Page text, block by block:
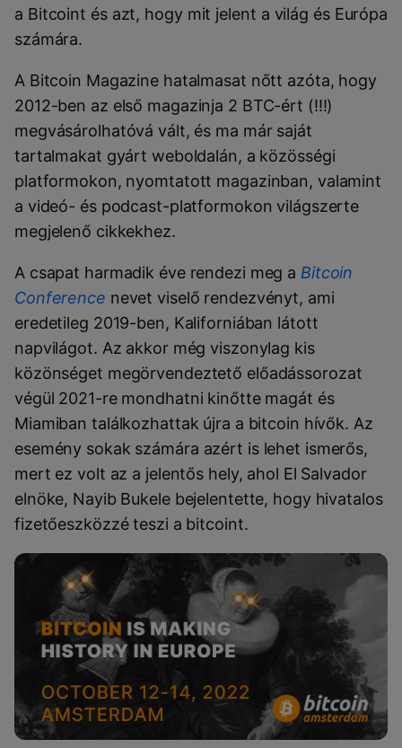
a Bitcoint és azt, hogy mit jelent a világ és Európa
számára.
A Bitcoin Magazine hatalmasat nőtt azóta, hogy
2012-ben az első magazinja 2 BTC-ért (!!!)
megvásárolhatóvá vált, és ma már saját
tartalmakat gyárt weboldalán, a közösségi
platformokon, nyomtatott magazinban, valamint
a videó- és podcast-platformokon világszerte
megjelenő cikkekhez.
A csapat harmadik éve rendezi meg a Bitcoin
Conference nevet viselő rendezvényt, ami
eredetileg 2019-ben, Kaliforniában látott
napvilágot. Az akkor még viszonylag kis
közönséget megörvendeztető előadássorozat
végül 2021-re mondhatni kinőtte magát és
Miamiban találkozhattak újra a bitcoin hívők. Az
esemény sokak számára azért is lehet ismerős,
mert ez volt az a jelentős hely, ahol El Salvador
elnöke, Nayib Bukele bejelentette, hogy hivatalos
fizetőeszközzé teszi a bitcoint.